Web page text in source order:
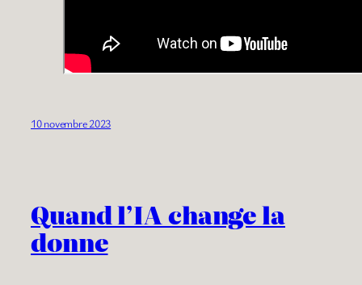
10 novembre 2023
Quand l’IA change la
donne